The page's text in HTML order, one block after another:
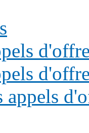
appels